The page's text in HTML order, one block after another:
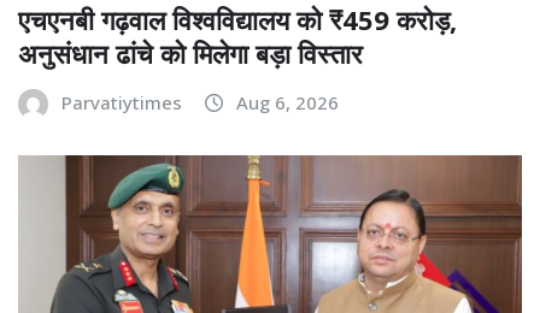
एचएनबी गढ़वाल विश्वविद्यालय को ₹459 करोड़,
अनुसंधान ढांचे को मिलेगा बड़ा विस्तार
Parvatiytimes Aug 6, 2026